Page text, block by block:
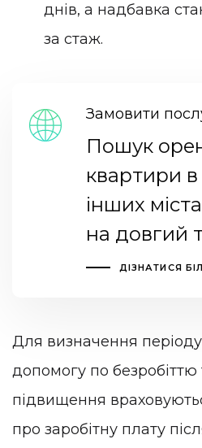
днів, а надбавка
за стаж.
Замовити
Пошук
квартири в
інших
на довгий
ДІЗНАТИСЯ
Для визначення
допомогу по безробіттю
підвищення
про заробітну плату